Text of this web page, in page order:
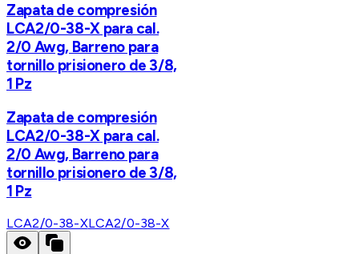
Zapata de compresión
LCA2/0-38-X para cal.
2/0 Awg, Barreno para
tornillo prisionero de 3/8,
1 Pz
Zapata de compresión
LCA2/0-38-X para cal.
2/0 Awg, Barreno para
tornillo prisionero de 3/8,
1 Pz
LCA2/0-38-XLCA2/0-38-X